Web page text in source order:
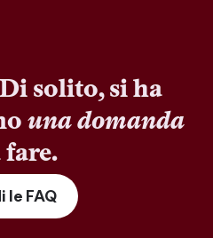
solito, si ha
una domanda
fare.
le FAQ